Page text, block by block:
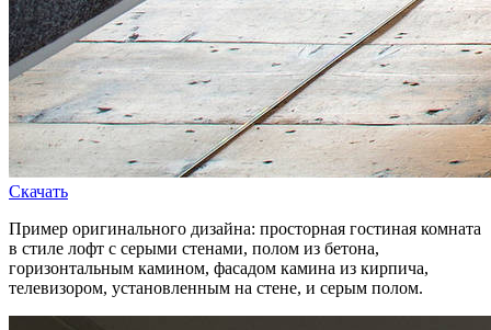
Скачать
Пример оригинального дизайна: просторная гостиная комната
в стиле лофт с серыми стенами, полом из бетона,
горизонтальным камином, фасадом камина из кирпича,
телевизором, установленным на стене, и серым полом.